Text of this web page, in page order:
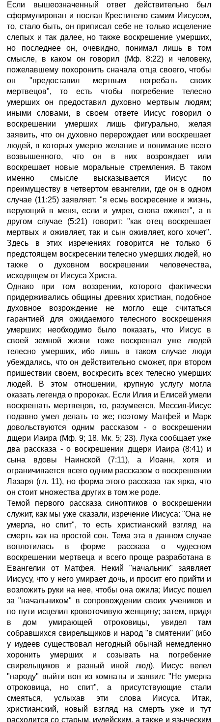
Если вышеозначенный ответ действительно был
сформулирован и послан Крестителю самим Иисусом,
то, стало быть, он приписал себе не только исцеление
слепых и так далее, но также воскрешение умерших,
но последнее он, очевидно, понимал лишь в том
смысле, в каком он говорил (Мф. 8:22) и человеку,
пожелавшему похоронить сначала отца своего, чтобы
он "предоставил мертвым погребать своих
мертвецов", то есть чтобы погребение телесно
умерших он предоставил духовно мертвым людям;
иными словами, в своем ответе Иисус говорил о
воскрешении умерших лишь фигурально, желая
заявить, что он духовно перерождает или воскрешает
людей, в которых умерло желание и понимание всего
возвышенного, что он в них возрождает или
воскрешает новые моральные стремления. В таком
именно смысле высказывается Иисус по
преимуществу в четвертом евангелии, где он в одном
случае (11:25) заявляет: "я есмь воскресение и жизнь,
верующий в меня, если и умрет, снова оживет", а в
другом случае (5:21) говорит: "как отец воскрешает
мертвых и оживляет, так и сын оживляет, кого хочет".
Здесь в этих изречениях говорится не только 6
предстоящем воскресении телесно умерших людей, но
также о духовном воскрешении человечества,
исходящем от Иисуса Христа.
Однако при том воззрении, которого фактически
придерживались общины древних христиан, подобное
духовное возрождение не могло еще считаться
гарантией для ожидаемого телесного воскрешения
умерших; необходимо было показать, что Иисус в
своей земной жизни тоже воскрешал уже людей
телесно умерших, ибо лишь в таком случае люди
убеждались, что он действительно сможет, при втором
пришествии своем, воскресить всех телесно умерших
людей. В этом отношении, крупную услугу могла
оказать легенда о пророках. Если Илия и Елисей умели
воскрешать мертвецов, то, разумеется, Мессия-Иисус
подавно умел делать то же; поэтому Матфей и Марк
довольствуются одним рассказом - о воскрешении
дщери Иаира (Мф. 9; 18. Мк. 5; 23). Лука сообщает уже
два рассказа - о воскрешении дщери Иаира (8:41) и
сына вдовы Наинской (7:11), а Иоанн, хотя и
ограничивается всего одним рассказом о воскрешении
Лазаря (гл. 11), но форма этого рассказа так ярка, что
он стоит множества других в том же роде.
Темой первого рассказа синоптиков о воскрешении
служит, как мы уже сказали, изречение Иисуса: "Она не
умерла, но спит", то есть христианский взгляд на
смерть как на простой сон. Тема эта в данном случае
воплотилась в форме рассказа о чудесном
воскрешении мертвеца и всего проще разработана в
Евангелии от Матфея. Некий "начальник" заявляет
Иисусу, что у него умирает дочь, и просит его прийти и
возложить руки на нее, чтобы она ожила; Иисус пошел
за "начальником" в сопровождении своих учеников и
по пути исцелил кровоточивую женщину; затем, придя
в дом умирающей отроковицы, увидел там
собравшихся свирельщиков и народ "в смятении" (ибо
у иудеев существовал негодный обычай немедленно
хоронить умерших и созывать на погребение
свирельщиков и разный иной люд). Иисус велел
"народу" выйти вон из комнаты и заявил: "Не умерла
отроковица, но спит", а присутствующие стали
смеяться, услыхав эти слова Иисуса. Итак,
христианский, новый взгляд на смерть уже и тут
расходится со старым, иудейским, а также и языческим